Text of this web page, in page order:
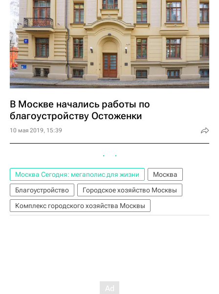
В Москве начались работы по
благоустройству Остоженки
10 мая 2019, 15:39
Москва Сегодня: мегаполис для жизни
Москва
Благоустройство
Городское хозяйство Москвы
Комплекс городского хозяйства Москвы